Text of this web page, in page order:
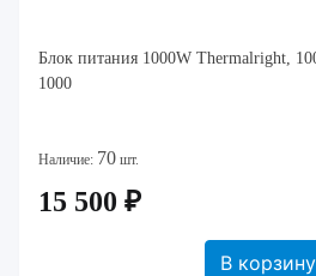
Блок питания 1000W Thermalright,
1000
Наличие: 70 шт.
15 500 ₽
В корзину